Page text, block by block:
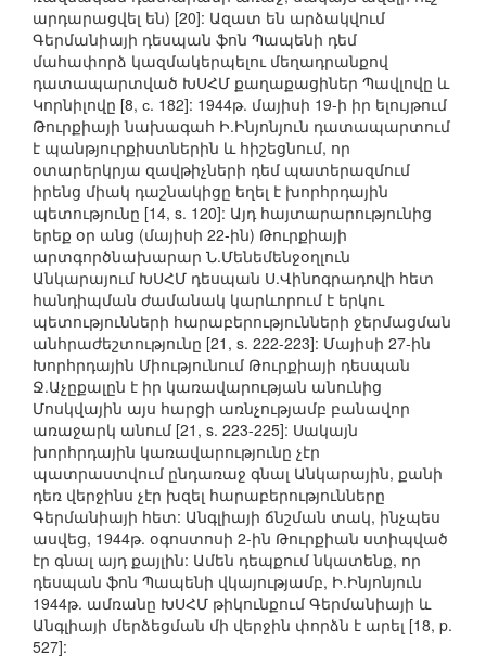
արդարացվել են) [20]: Ազատ են արձակվում
Գերմանիայի դեսպան ֆոն Պապենի դեմ
մահափորձ կազմակերպելու մեղադրանքով
դատապարտված ԽՍՀՄ քաղաքացիներ Պավլովը և
Կորնիլովը [8, с. 182]: 1944թ. մայիսի 19-ի իր ելույթում
Թուրքիայի նախագահ Ի.Ինյոնյուն դատապարտում
է պանթյուրքիստներին և հիշեցնում, որ
օտարերկրյա զավթիչների դեմ պատերազմում
իրենց միակ դաշնակիցը եղել է խորհրդային
պետությունը [14, s. 120]: Այդ հայտարարությունից
երեք օր անց (մայիսի 22-ին) Թուրքիայի
արտգործնախարար Ն.Մենեմենջօղլուն
Անկարայում ԽՍՀՄ դեսպան Ս.Վինոգրադովի հետ
հանդիպման ժամանակ կարևորում է երկու
պետությունների հարաբերությունների ջերմացման
անհրաժեշտությունը [21, s. 222-223]: Մայիսի 27-ին
Խորհրդային Միությունում Թուրքիայի դեսպան
Ջ.Աչըքալըն է իր կառավարության անունից
Մոսկվային այս հարցի առնչությամբ բանավոր
առաջարկ անում [21, s. 223-225]: Սակայն
խորհրդային կառավարությունը չէր
պատրաստվում ընդառաջ գնալ Անկարային, քանի
դեռ վերջինս չէր խզել հարաբերությունները
Գերմանիայի հետ: Անգլիայի ճնշման տակ, ինչպես
ասվեց, 1944թ. օգոստոսի 2-ին Թուրքիան ստիպված
էր գնալ այդ քայլին: Ամեն դեպքում նկատենք, որ
դեսպան ֆոն Պապենի վկայությամբ, Ի.Ինյոնյուն
1944թ. ամռանը ԽՍՀՄ թիկունքում Գերմանիայի և
Անգլիայի մերձեցման մի վերջին փորձն է արել [18, p.
527]: